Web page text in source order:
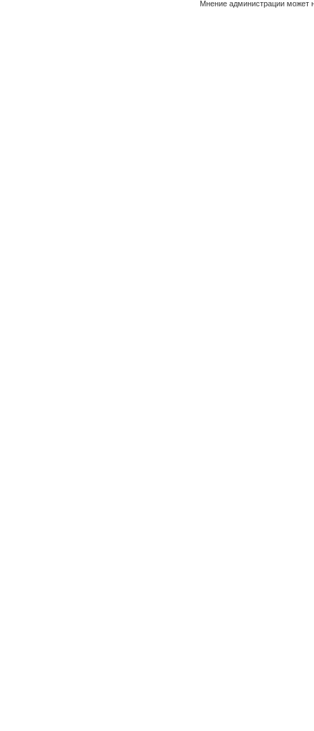
Мнение администрации может